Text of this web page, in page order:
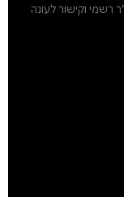
רשמי וקישור לעונה